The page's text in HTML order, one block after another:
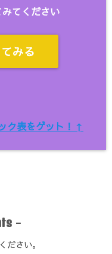
てください
みる
ク表をゲット！↑
-
ださい。